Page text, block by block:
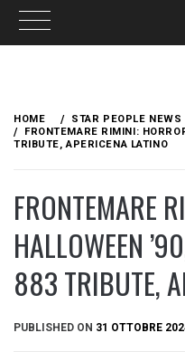
content
HOME
STAR PEOPLE NEWS
FRONTEMARE RIMINI:
TRIBUTE, APERICENA LATINO
FRONTEMARE
HALLOWEEN
883 TRIBUTE,
PUBLISHED ON 31 OTTOBRE